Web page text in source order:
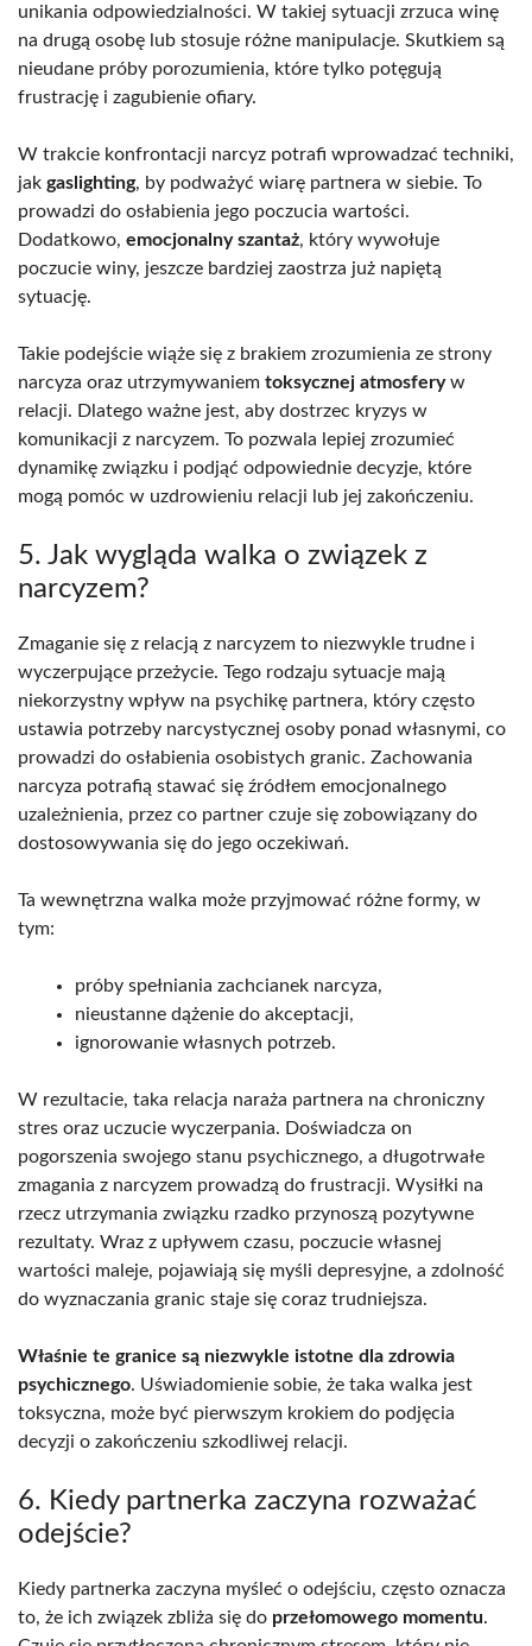
unikania odpowiedzialności. W takiej sytuacji zrzuca winę
na drugą osobę lub stosuje różne manipulacje. Skutkiem są
nieudane próby porozumienia, które tylko potęgują
frustrację i zagubienie ofiary.
W trakcie konfrontacji narcyz potrafi wprowadzać techniki,
jak gaslighting, by podważyć wiarę partnera w siebie. To
prowadzi do osłabienia jego poczucia wartości.
Dodatkowo, emocjonalny szantaż, który wywołuje
poczucie winy, jeszcze bardziej zaostrza już napiętą
sytuację.
Takie podejście wiąże się z brakiem zrozumienia ze strony
narcyza oraz utrzymywaniem toksycznej atmosferyw
relacji. Dlatego ważne jest, aby dostrzec kryzys w
komunikacji z narcyzem. To pozwala lepiej zrozumieć
dynamikę związku i podjąć odpowiednie decyzje, które
mogą pomóc w uzdrowieniu relacji lub jej zakończeniu.
5. Jak wygląda walka o związek z
narcyzem?
Zmaganie się z relacją z narcyzem to niezwykle trudne i
wyczerpujące przeżycie. Tego rodzaju sytuacje mają
niekorzystny wpływ na psychikę partnera, który często
ustawia potrzeby narcystycznej osoby ponad własnymi, co
prowadzi do osłabienia osobistych granic. Zachowania
narcyza potrafią stawać się źródłem emocjonalnego
uzależnienia, przez co partner czuje się zobowiązany do
dostosowywania się do jego oczekiwań.
Ta wewnętrzna walka może przyjmować różne formy, w
tym:
próby spełniania zachcianek narcyza,
nieustanne dążenie do akceptacji,
ignorowanie własnych potrzeb.
W rezultacie, taka relacja naraża partnera na chroniczny
stres oraz uczucie wyczerpania. Doświadcza on
pogorszenia swojego stanu psychicznego, a długotrwałe
zmagania z narcyzem prowadzą do frustracji. Wysiłki na
rzecz utrzymania związku rzadko przynoszą pozytywne
rezultaty. Wraz z upływem czasu, poczucie własnej
wartości maleje, pojawiają się myśli depresyjne, a zdolność
do wyznaczania granic staje się coraz trudniejsza.
Właśnie te granice są niezwykle istotne dla zdrowia
psychicznego. Uświadomienie sobie, że taka walka jest
toksyczna, może być pierwszym krokiem do podjęcia
decyzji o zakończeniu szkodliwej relacji.
6. Kiedy partnerka zaczyna rozważać
odejście?
Kiedy partnerka zaczyna myśleć o odejściu, często oznacza
to, że ich związek zbliża się do przełomowego momentu.